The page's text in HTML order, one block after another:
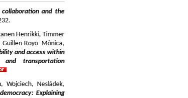
and the
Henrikki, Timmer
Royo Mònica,
and access within
transportation
Wojciech, Nesládek,
Explaining